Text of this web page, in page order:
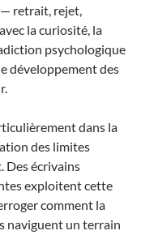
retrait, rejet,
la curiosité, la
psychologique
développement des
dans la
des limites
Des écrivains
exploitent cette
comment la
naviguent un terrain